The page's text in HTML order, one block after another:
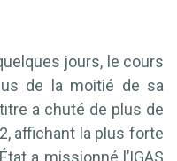
jours, le cours
de la moitié de sa
a chuté de plus de
affichant la plus forte
a missionné l’IGAS